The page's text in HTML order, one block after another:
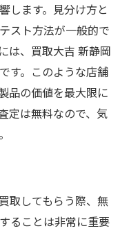
の理由
ケ
ンとは
アップ
区で売る前に知
の声
きこと
長さの重要性
します。見分け方と
スト方法が一般的で
は、買取大吉 新静岡
す。このような店舗
品の価値を最大限に
定は無料なので、気
取してもらう際、無
ることは非常に重要